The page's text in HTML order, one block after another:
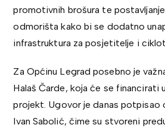
promotivnih brošura te
odmorišta kako bi se dodatno
infrastruktura za posjetitelje i
Za Općinu Legrad posebno je
Halaš Čarde, koja će se financirati
projekt. Ugovor je danas potpisao
Ivan Sabolić, čime su stvoreni